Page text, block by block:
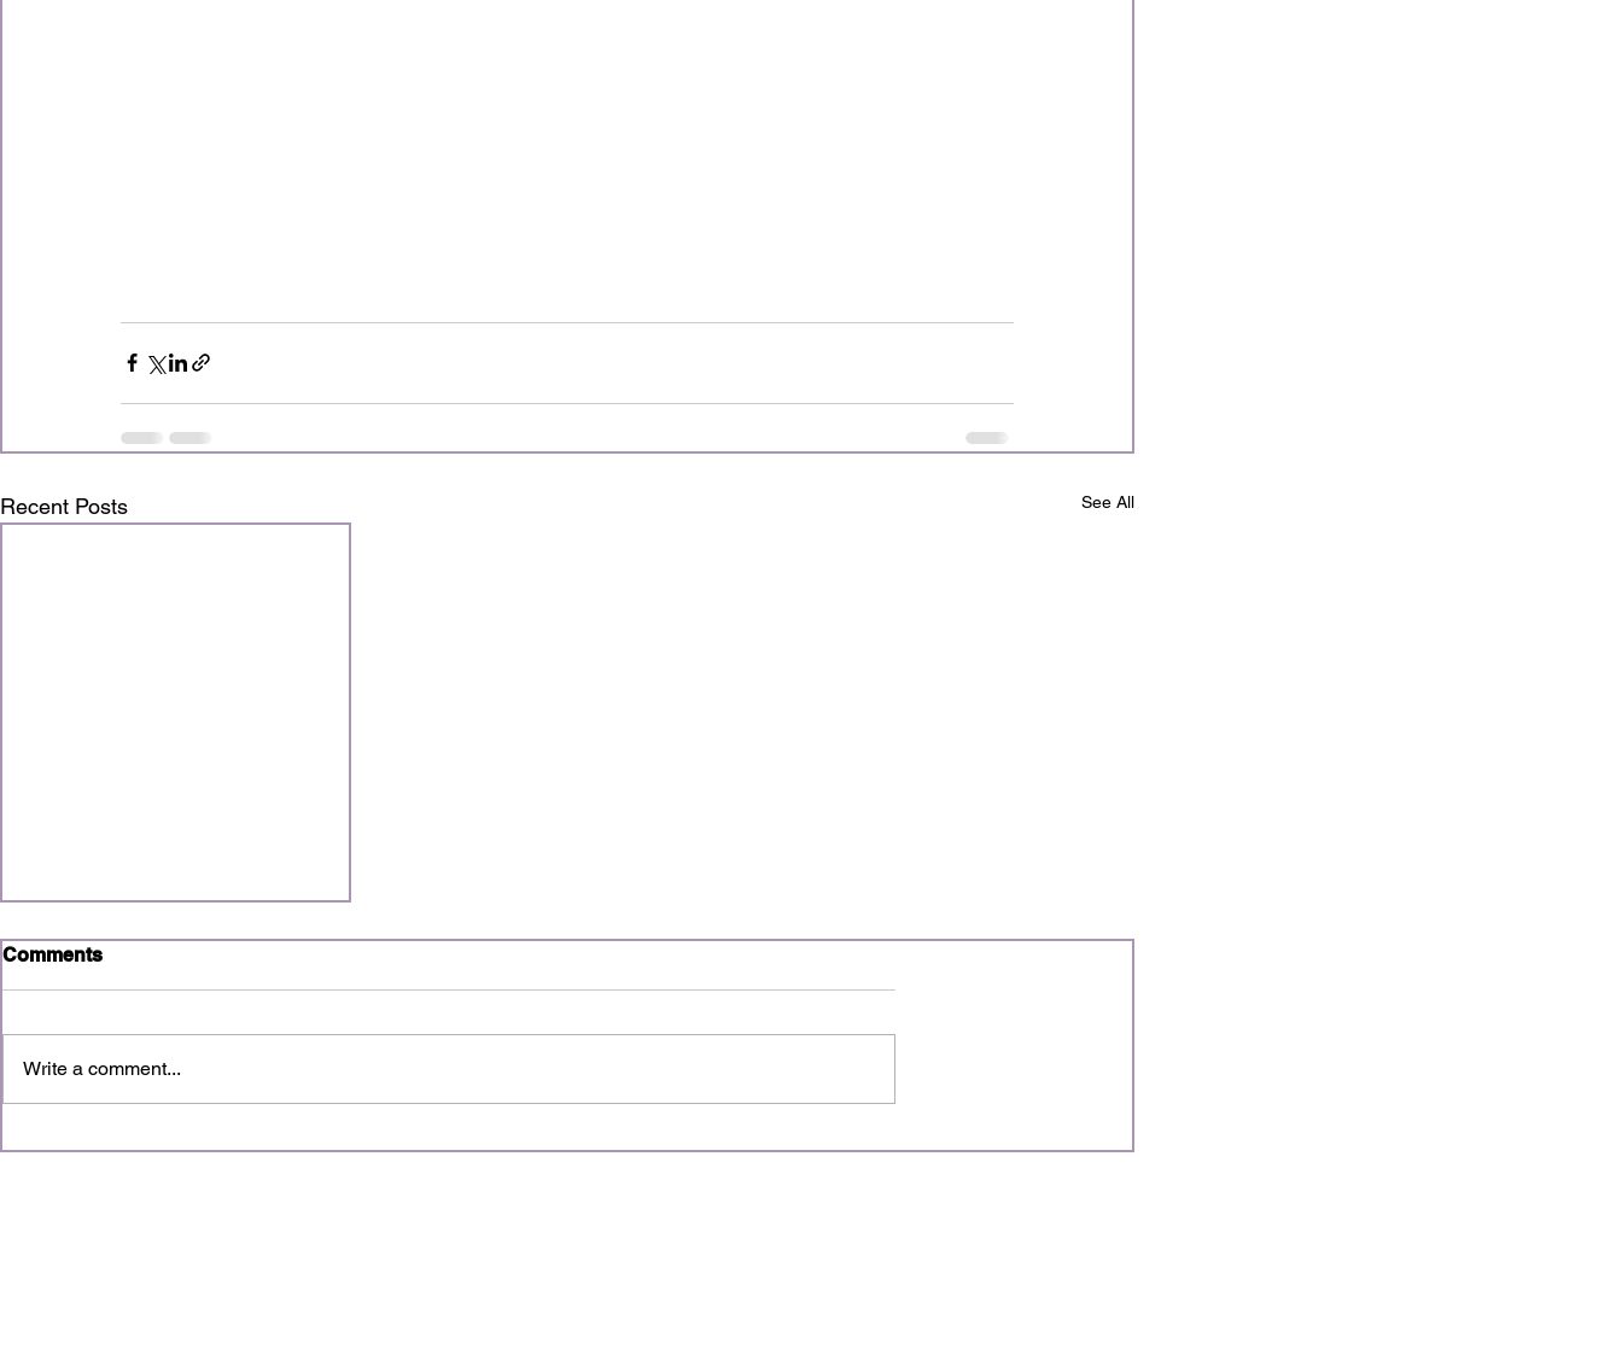
Recent Posts See All
Comments
Write a comment...